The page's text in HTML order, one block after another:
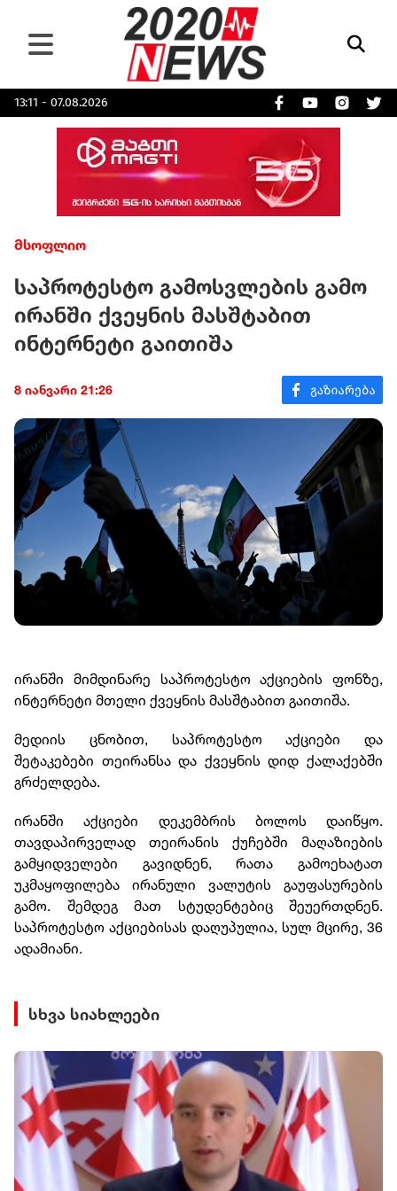
13:11 - 07.08.2026
მსოფლიო
საპროტესტო გამოსვლების გამო
ირანში ქვეყნის მასშტაბით
ინტერნეტი გაითიშა
8 იანვარი 21:26
ირანში მიმდინარე საპროტესტო აქციების ფონზე,
ინტერნეტი მთელი ქვეყნის მასშტაბით გაითიშა.
მედიის ცნობით, საპროტესტო აქციები და
შეტაკებები თეირანსა და ქვეყნის დიდ ქალაქებში
გრძელდება.
ირანში აქციები დეკემბრის ბოლოს დაიწყო.
თავდაპირველად თეირანის ქუჩებში მაღაზიების
გამყიდველები გავიდნენ, რათა გამოეხატათ
უკმაყოფილება ირანული ვალუტის გაუფასურების
გამო. შემდეგ მათ სტუდენტებიც შეუერთდნენ.
საპროტესტო აქციებისას დაღუპულია, სულ მცირე, 36
ადამიანი.
სხვა სიახლეები